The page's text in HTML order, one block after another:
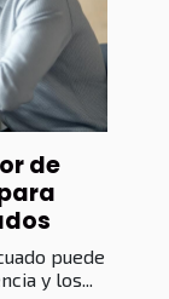
de
puede
y los...